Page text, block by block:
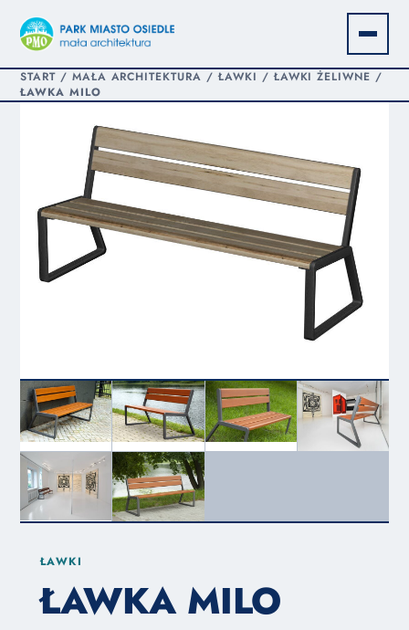
START/ MAŁA ARCHITEKTURA / ŁAWKI / ŁAWKI ŻELIWNE /
ŁAWKA MILO
ŁAWKI
ŁAWKA MILO